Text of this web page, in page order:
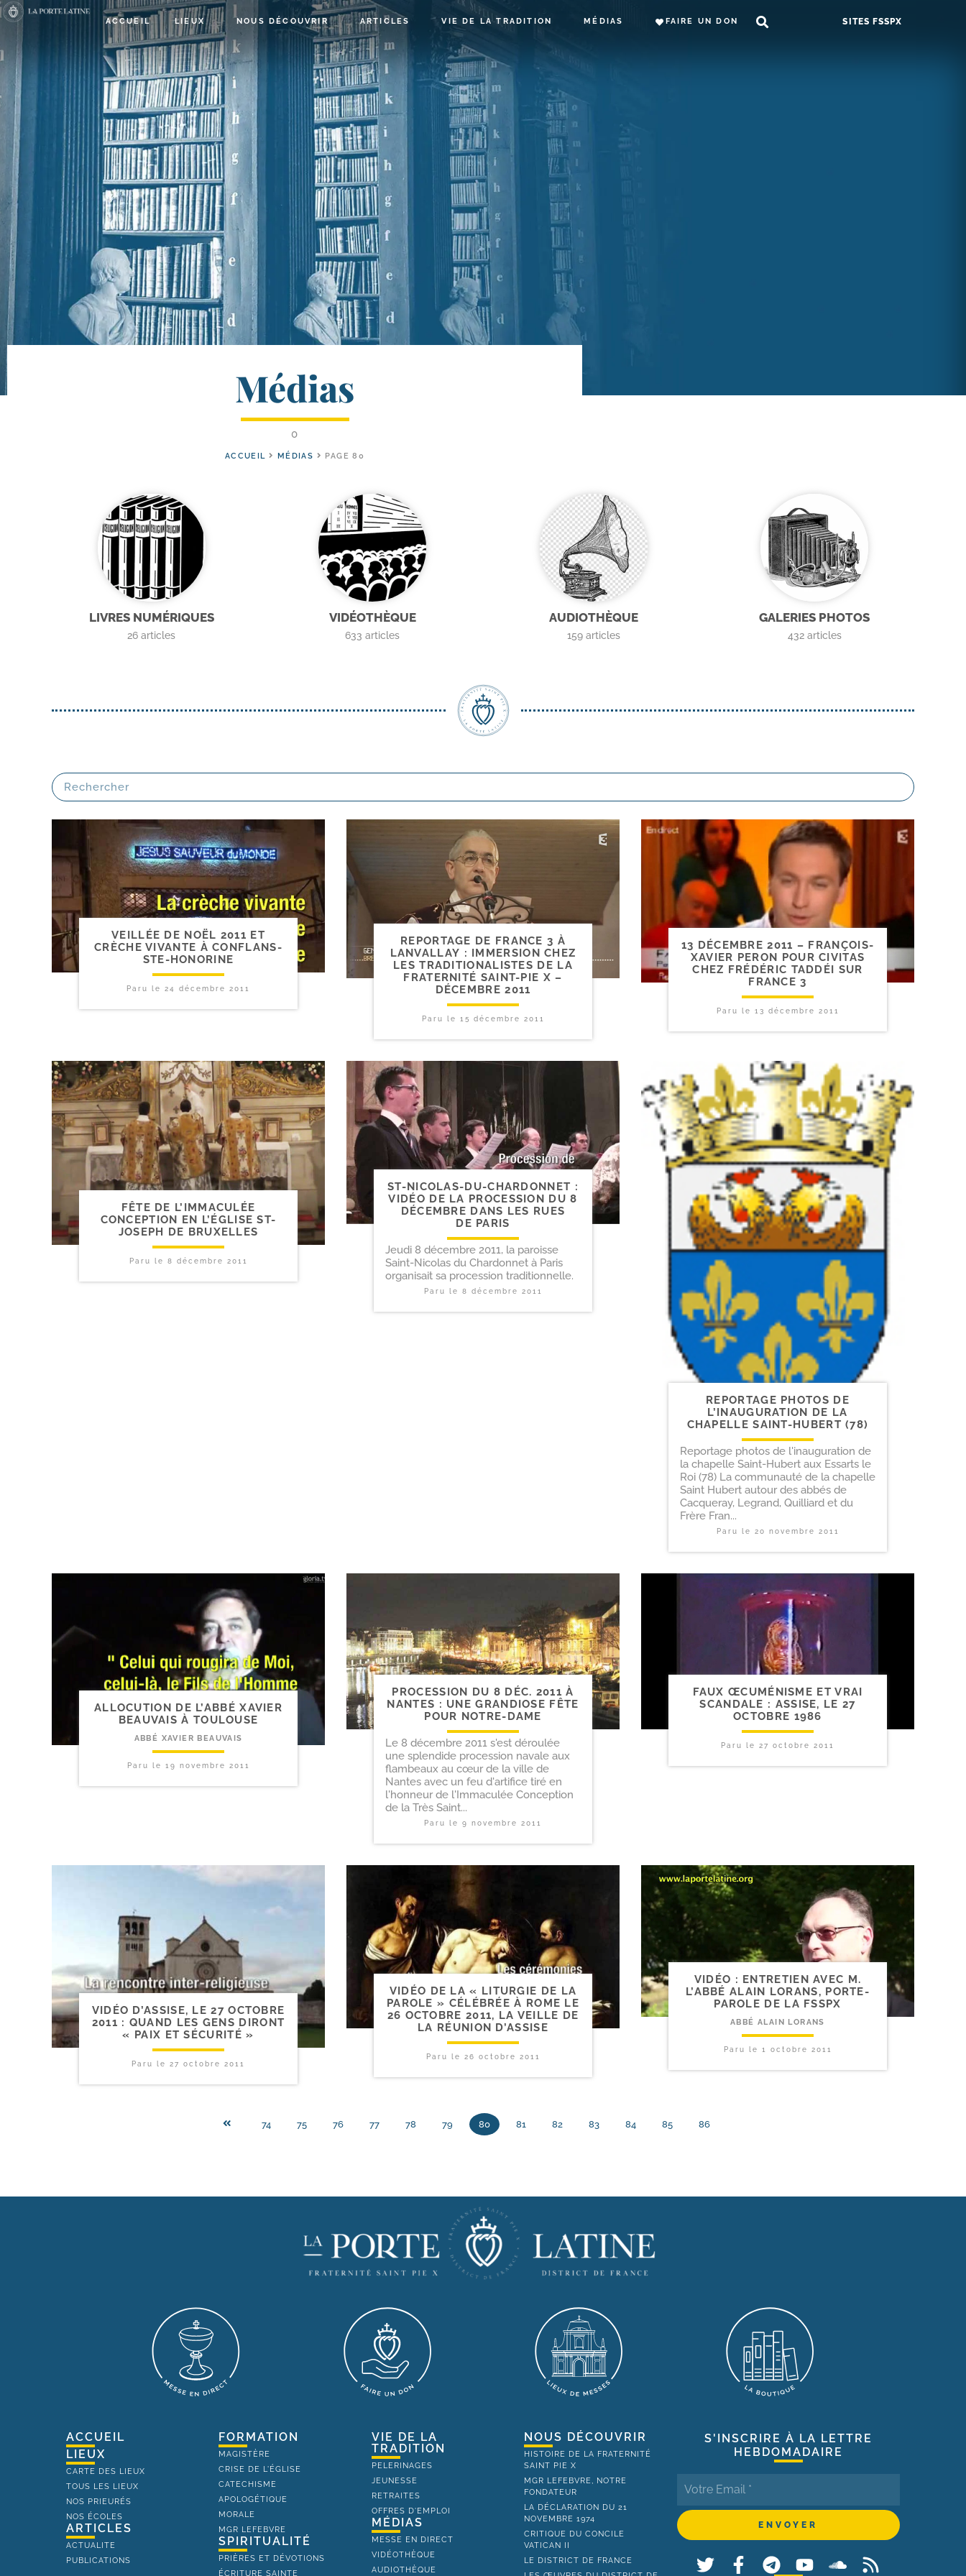
ACCUEIL LIEUX NOUS DÉCOUVRIR ARTICLES VIE DE LA TRADITION MÉDIAS FAIRE UN DON SITES FSSPX
Médias
0
ACCUEIL MÉDIAS PAGE 80
LIVRES NUMÉRIQUES
26 articles
VIDÉOTHÈQUE
633 articles
AUDIOTHÈQUE
159articles
GALERIES PHOTOS
432articles
VEILLÉE DE NOËL 2011 ET
CRÈCHE VIVANTE À CONFLANS-
STE-HONORINE
Paru le 24 décembre 2011
REPORTAGE DE FRANCE 3 À
LANVALLAY : IMMERSION CHEZ
LES TRADITIONALISTES DE LA
FRATERNITÉ SAINT-​PIE X –
DÉCEMBRE 2011
Paru le 15 décembre 2011
13 DÉCEMBRE 2011 – FRANÇOIS-​
XAVIER PERON POUR CIVITAS
CHEZ FRÉDÉRIC TADDÉI SUR
FRANCE 3
Paru le 13 décembre 2011
FÊTE DE L’IMMACULÉE
CONCEPTION EN L’ÉGLISE ST-​
JOSEPH DE BRUXELLES
Paru le 8 décembre 2011
ST-​NICOLAS-​DU-​CHARDONNET :
VIDÉO DE LA PROCESSION DU 8
DÉCEMBRE DANS LES RUES
DE PARIS
Jeudi 8 décembre 2011, la paroisse
Saint-Nicolas du Chardonnet à Paris
organisait sa procession traditionnelle.
Paru le 8 décembre 2011
REPORTAGE PHOTOS DE
L’INAUGURATION DE LA
CHAPELLE SAINT-​HUBERT (78)
Reportage photos de l'inauguration de
la chapelle Saint-Hubert aux Essarts le
Roi (78) La communauté de la chapelle
Saint Hubert autour des abbés de
Cacqueray, Legrand, Quilliard et du
Frère Fran...
Paru le 20 novembre 2011
ALLOCUTION DE L’ABBÉ XAVIER
BEAUVAIS À TOULOUSE
ABBÉ XAVIER BEAUVAIS
Paru le 19 novembre 2011
PROCESSION DU 8 DÉC. 2011 À
NANTES : UNE GRANDIOSE FÊTE
POUR NOTRE-DAME
Le 8 décembre 2011 s'est déroulée
une splendide procession navale aux
flambeaux au cœur de la ville de
Nantes avec un feu d'artifice tiré en
l'honneur de l'Immaculée Conception
de la Très Saint...
Paru le 9 novembre 2011
FAUX ŒCUMÉNISME ET VRAI
SCANDALE : ASSISE, LE 27
OCTOBRE 1986
Paru le 27 octobre 2011
VIDÉO D’ASSISE, LE 27 OCTOBRE
2011 : QUAND LES GENS DIRONT
« PAIX ET SÉCURITÉ »
Paru le 27 octobre 2011
VIDÉO DE LA « LITURGIE DE LA
PAROLE » CÉLÉBRÉE À ROME LE
26 OCTOBRE 2011, LA VEILLE DE
LA RÉUNION D’ASSISE
Paru le 26 octobre 2011
VIDÉO : ENTRETIEN AVEC M.
L’ABBÉ ALAIN LORANS, PORTE-​
PAROLE DE LA FSSPX
ABBÉ ALAIN LORANS
Paru le 1 octobre 2011
74 75 76 77 78 79 80 81 82 83 84 85 86
ACCUEIL
LIEUX
CARTE DES LIEUX
TOUS LES LIEUX
NOS PRIEURÉS
NOS ÉCOLES
ARTICLES
ACTUALITE
PUBLICATIONS
FORMATION
MAGISTÈRE
CRISE DE L'ÉGLISE
CATECHISME
APOLOGÉTIQUE
MORALE
MGR LEFEBVRE
SPIRITUALITÉ
PRIÈRES ET DÉVOTIONS
ÉCRITURE SAINTE
VIE DE LA
TRADITION
PELERINAGES
JEUNESSE
RETRAITES
OFFRES D'EMPLOI
MÉDIAS
MESSE EN DIRECT
VIDÉOTHÈQUE
AUDIOTHÈQUE
NOUS DÉCOUVRIR
HISTOIRE DE LA FRATERNITÉ
SAINT PIE X
MGR LEFEBVRE, NOTRE
FONDATEUR
LA DÉCLARATION DU 21
NOVEMBRE 1974
CRITIQUE DU CONCILE
VATICAN II
LE DISTRICT DE FRANCE
S'INSCRIRE À LA LETTRE
HEBDOMADAIRE